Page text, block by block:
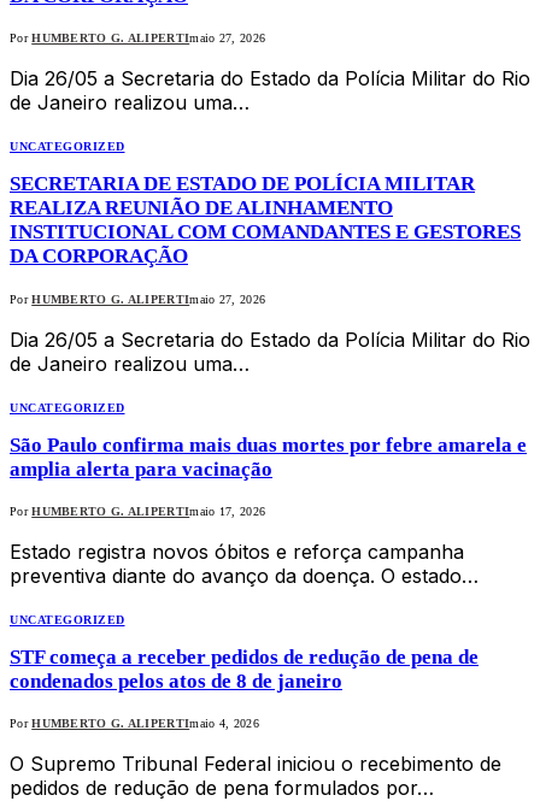
Por HUMBERTO G. ALIPERTImaio 27, 2026
Dia 26/05 a Secretaria do Estado da Polícia Militar do Rio
de Janeiro realizou uma…
UNCATEGORIZED
SECRETARIA DE ESTADO DE POLÍCIA MILITAR
REALIZA REUNIÃO DE ALINHAMENTO
INSTITUCIONAL COM COMANDANTES E GESTORES
DA CORPORAÇÃO
Por HUMBERTO G. ALIPERTImaio 27, 2026
Dia 26/05 a Secretaria do Estado da Polícia Militar do Rio
de Janeiro realizou uma…
UNCATEGORIZED
São Paulo confirma mais duas mortes por febre amarela e
amplia alerta para vacinação
Por HUMBERTO G. ALIPERTImaio 17, 2026
Estado registra novos óbitos e reforça campanha
preventiva diante do avanço da doença. O estado…
UNCATEGORIZED
STF começa a receber pedidos de redução de pena de
condenados pelos atos de 8 de janeiro
Por HUMBERTO G. ALIPERTImaio 4, 2026
O Supremo Tribunal Federal iniciou o recebimento de
pedidos de redução de pena formulados por…